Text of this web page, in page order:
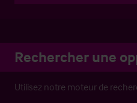
Rechercher une
Utilisez notre moteur de